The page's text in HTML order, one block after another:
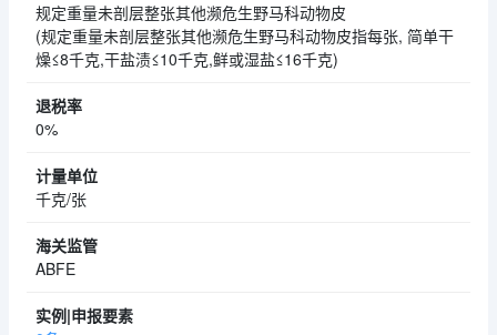
规定重量未剖层整张其他濒危生野马科动物皮
(规定重量未剖层整张其他濒危生野马科动物皮指每张, 简单干
燥≤8千克,干盐渍≤10千克,鲜或湿盐≤16千克)
0%
千克/张
ABFE